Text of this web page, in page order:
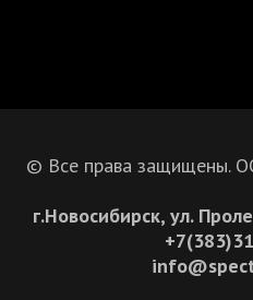
© Все права защищены.
г.Новосибирск, ул.